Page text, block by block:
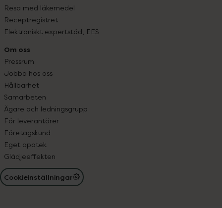
Resa med läkemedel
Receptregistret
Elektroniskt expertstöd, EES
Om oss
Pressrum
Jobba hos oss
Hållbarhet
Samarbeten
Ägare och ledningsgrupp
För leverantörer
Företagskund
Eget apotek
Glädjeeffekten
Cookieinställningar